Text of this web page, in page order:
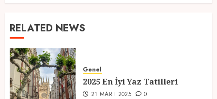
RELATED NEWS
Genel
2025 En İyi Yaz Tatilleri
21 MART 2025 0